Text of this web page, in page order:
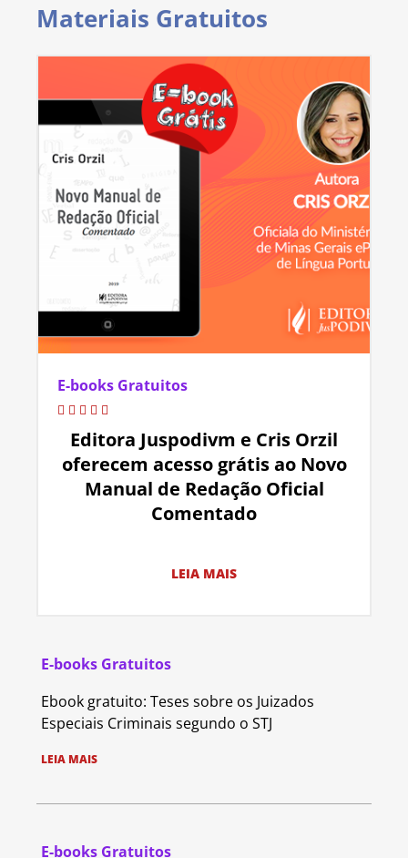
Materiais Gratuitos
E-books Gratuitos
Editora Juspodivm e Cris Orzil
oferecem acesso grátis ao Novo
Manual de Redação Oficial
Comentado
LEIA MAIS
E-books Gratuitos
Ebook gratuito: Teses sobre os Juizados
Especiais Criminais segundo o STJ
LEIA MAIS
E-books Gratuitos